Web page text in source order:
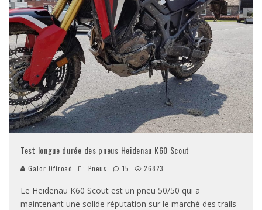
Test longue durée des pneus Heidenau K60 Scout
Galor Offroad Pneus 15 26823
Le Heidenau K60 Scout est un pneu 50/50 qui a
maintenant une solide réputation sur le marché des trails